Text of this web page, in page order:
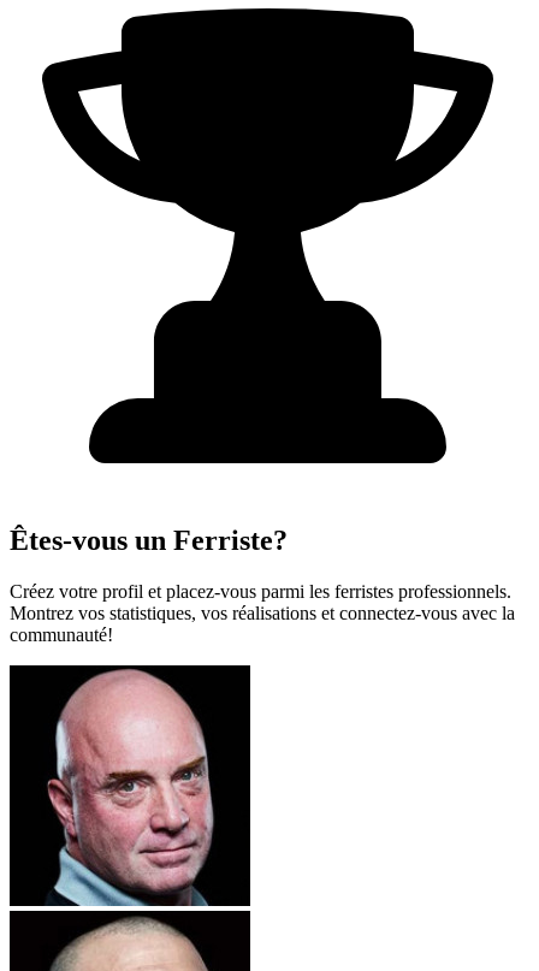
Êtes-vous un Ferriste?
Créez votre profil et placez-vous parmi les ferristes professionnels.
Montrez vos statistiques, vos réalisations et connectez-vous avec la
communauté!